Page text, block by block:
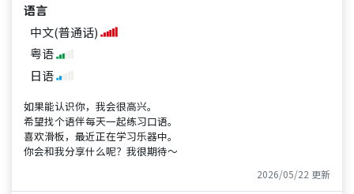
语言
中文(普通话)
粤语
日语
如果能认识你，我会很高兴。
希望找个语伴每天一起练习口语。
喜欢滑板，最近正在学习乐器中。
你会和我分享什么呢？我很期待～
2026/05/22 更新